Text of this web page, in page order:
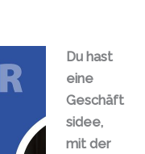
Du hast
eine
Geschäft
sidee,
mit der